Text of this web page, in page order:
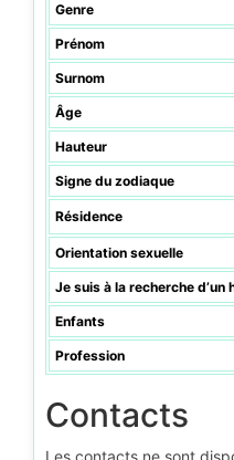
Genre
Prénom
Surnom
Âge
Hauteur
Signe du zodiaque
Résidence
Orientation sexuelle
Je suis à la recherche d’un
Enfants
Profession
Contacts
Les contacts ne sont